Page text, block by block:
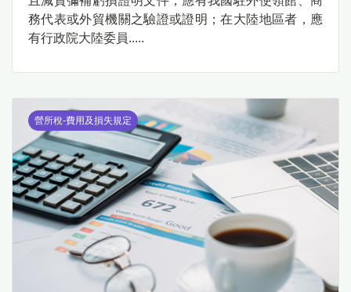
務代表或外貿機關之驗證或證明；在大陸地區者，應
有行政院大陸委員.....
營所稅-費用及損失規定